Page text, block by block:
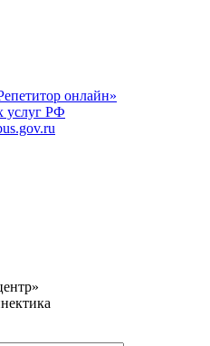
онлайн»
услуг РФ